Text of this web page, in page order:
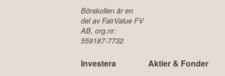
Börskollen är en
del av FairValue FV
AB, org.nr:
559187-7732
Investera Aktier & Fonder